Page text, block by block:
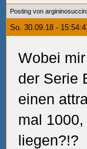
Posting von
So. 30.09.18 -
Wobei
der Serie
einen
mal
liegen?!?